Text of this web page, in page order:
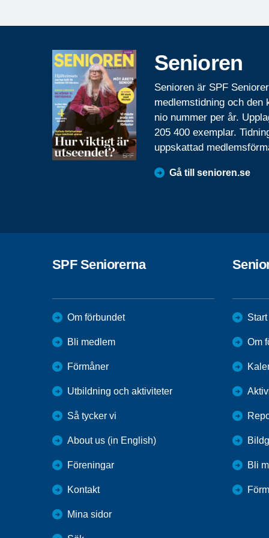
Senioren
Senioren är SPF
medlemstidning och den
nio nummer per år.
205 400 exemplar.
uppskattad
Gå till senioren.se
SPF Seniorerna
Om förbundet
Bli medlem
Förmåner
Utbildning och aktiviteter
Så tycker vi
About us (in English)
Föreningar
Kontakt
Mina sidor
Start
Om
Bli